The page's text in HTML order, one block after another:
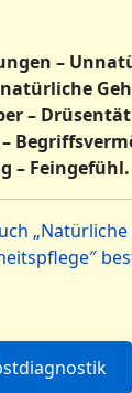
–
–
– Feingefühl.